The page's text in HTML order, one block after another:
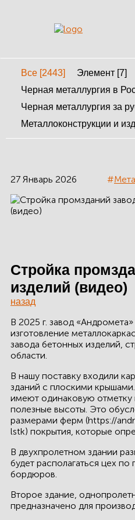
ЗДАНИЙ
ЗДАНИЯ
О ЗАВОДЕ
ПРОЕКТЫ
КАЧЕСТВО
НОВОСТИ
Все [2443]
Элемент [7]
Черная металлургия в
Черная металлургия за
Металлоконструкции и
27 Январь 2026 #
Стройка
изделий (видео)
назад
В 2025 г. завод
изготовление
завода бетонных изделий,
области.
В нашу поставку входили
зданий с плоскими
имеют одинаковую отметку
полезные высоты. Это
размерами ферм (https://
lstk) покрытия, которые
В двухпролетном здании
будет располагаться цех
бордюров.
Второе здание,
предназначено для